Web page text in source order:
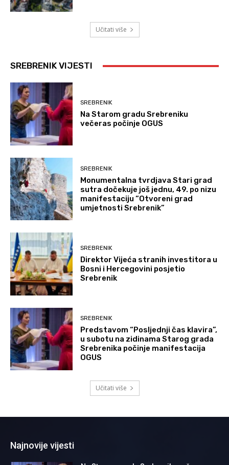
Učitati više
SREBRENIK VIJESTI
SREBRENIK
Na Starom gradu Srebreniku
večeras počinje OGUS
SREBRENIK
Monumentalna tvrdjava Stari grad
sutra dočekuje još jednu, 49. po nizu
manifestaciju “Otvoreni grad
umjetnosti Srebrenik”
SREBRENIK
Direktor Vijeća stranih investitora u
Bosni i Hercegovini posjetio
Srebrenik
SREBRENIK
Predstavom “Posljednji čas klavira”,
u subotu na zidinama Starog grada
Srebrenika počinje manifestacija
OGUS
Učitati više
Najnovije vijesti